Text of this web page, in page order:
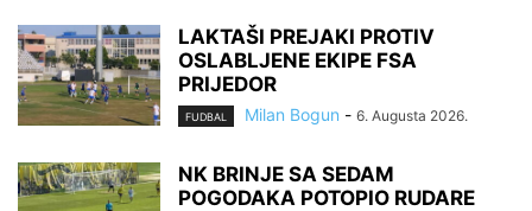
LAKTAŠI PREJAKI PROTIV
OSLABLJENE EKIPE FSA
PRIJEDOR
FUDBAL Milan Bogun - 6. Augusta 2026.
NK BRINJE SA SEDAM
POGODAKA POTOPIO RUDARE